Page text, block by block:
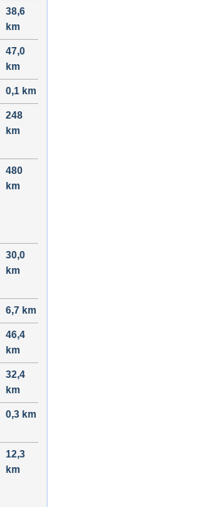
38,6
km
47,0
km
0,1 km
248
km
480
km
30,0
km
6,7 km
46,4
km
32,4
km
0,3 km
12,3
km